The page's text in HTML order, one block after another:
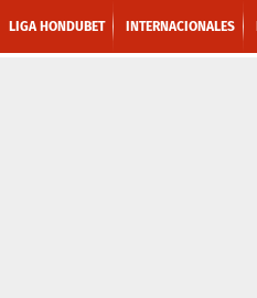
LIGA HONDUBET INTERNACIONALES